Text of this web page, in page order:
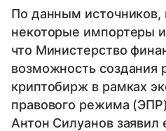
По данным источников,
некоторые импортеры
что Министерство
возможность создания
криптобирж в рамках
правового режима
Антон Силуанов заявил